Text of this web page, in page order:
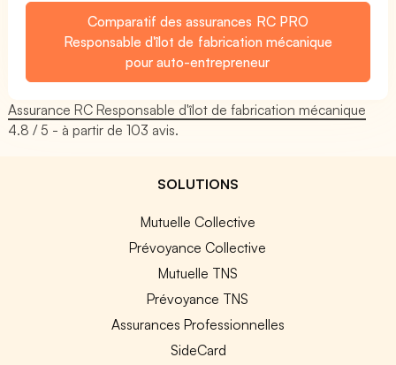
Comparatif des assurances RC PRO
Responsable d'îlot de fabrication mécanique
pour auto-entrepreneur
Assurance RC Responsable d'îlot de fabrication mécanique
4.8 / 5 - à partir de103 avis.
SOLUTIONS
Mutuelle Collective
Prévoyance Collective
Mutuelle TNS
Prévoyance TNS
Assurances Professionnelles
SideCard